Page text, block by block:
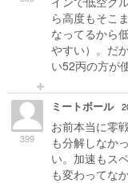
ら高度もそこ
なってるから
やすい）。だ
い52丙の方が
399
ミートボール
お前本当に零
も分解しなか
い。加速もス
も変わってな